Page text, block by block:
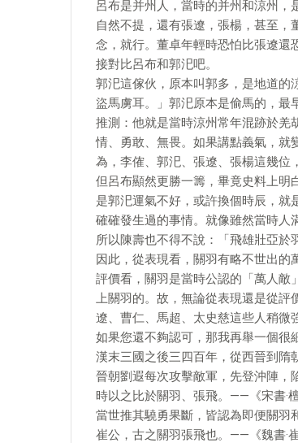
呂布是并州人，當時的并州和涼州
自然不提，還有張遼，張楊，甚至
念，就行。董卓年輕時恐怕比張遼還
接對比呂布和郭汜吧。
郭汜這傢伙，原本叫郭多，是地道的
盜馬虜耳。」郭汜原本是偷馬的，最
推測：他就是當時涼州常年混跡於羌
情、勇敢、無畏。如果講點義氣，就
為，李傕、郭汜、張遼、張楊這幾位
但呂布顯然更勝一籌，畢竟史料上明
是郭汜運氣不好，或許換個時辰，就
確確發生過的事情。就像雖然當時人
所以陳壽也不得不說：「飛雄壯亞於
因此，從表現看，關羽有略不世出的
評價看，關羽是當時公認的「萬人敵
上關羽的。故，無論從表現還是從評
遼、曹仁、馬超、太史慈這些人稍微
如果您還不夠認可，那我再舉一個很
漢末三國之後三四百年，從西晉到隋
晉朝劉遐每次攻擊敵軍，先登沖陣，
時以之比於關羽、張飛。——《宋書·
當世推其驍勇果斷，皆認為即便關羽
崔公，古之關羽張飛也。——《魏書·